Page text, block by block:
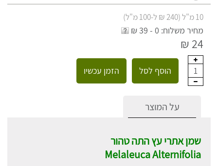
10 מ"ל (240 ₪ ל-100 מ"ל)
מחיר משלוח: 0 - 39 ₪
24 ₪
1 הוסף לסל הזמן עכשיו
על המוצר
שמן אתרי עץ התה טהור
Melaleuca Alternifolia